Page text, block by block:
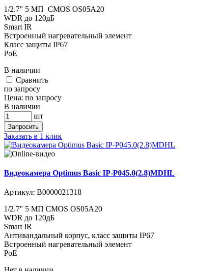
1/2.7" 5 МП CMOS OS05A20
WDR до 120дБ
Smart IR
Встроенный нагревательный элемент
​​​​​​Класс защиты IР67
PoE
В наличии
Cравнить
по запросу
Цена: по запросу
В наличии
шт
Запросить
Заказать в 1 клик
Видеокамера Optimus Basic IP-P045.0(2.8)MDHL
Артикул: В0000021318
1/2.7" 5 МП CMOS OS05A20
WDR до 120дБ
Smart IR
Антивандальный корпус, класс защиты IР67
Встроенный нагревательный элемент
PoE